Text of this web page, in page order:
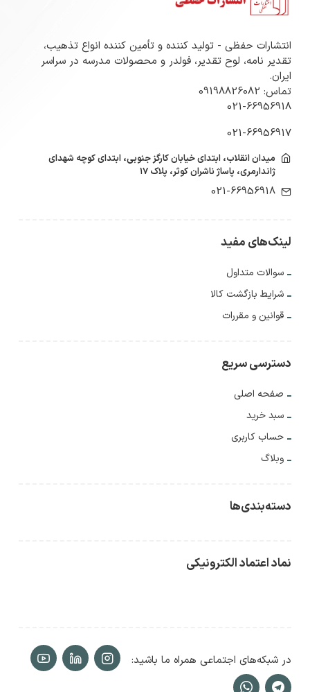
انتشارات حفظی - تولید کننده و تأمین کننده انواع تذهیب،
تقدیر نامه، لوح تقدیر، فولدر و محصولات مدرسه در سراسر
ایران.
تماس: 09198826082
021-66956918
021-66956917
میدان انقلاب، ابتدای خیابان کارگز جنوبی، ابتدای کوچه شهدای
ژاندارمری، پاساژ ناشران کوثر، پلاک ۱۷
021-66956918
لینک‌های مفید
سوالات متداول
شرایط بازگشت کالا
قوانین و مقررات
دسترسی سریع
صفحه اصلی
سبد خرید
حساب کاربری
وبلاگ
دسته‌بندی‌ها
نماد اعتماد الکترونیکی
در شبکه‌های اجتماعی همراه ما باشید: